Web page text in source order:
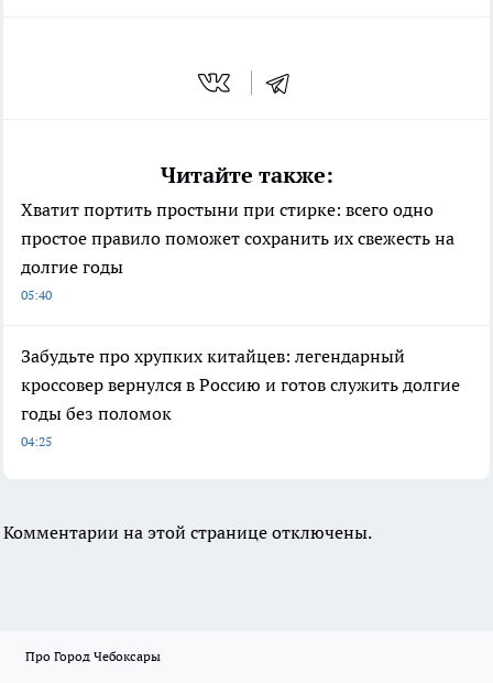
Читайте также:
Хватит портить простыни при стирке: всего одно
простое правило поможет сохранить их свежесть на
долгие годы
05:40
Забудьте про хрупких китайцев: легендарный
кроссовер вернулся в Россию и готов служить долгие
годы без поломок
04:25
Комментарии на этой странице отключены.
Про Город Чебоксары